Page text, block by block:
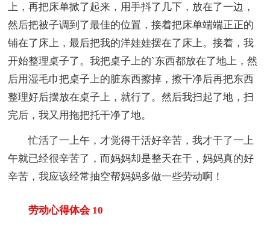
上，再把床单掀了起来，用手抖了几下，放在了一边，
然后把被子调到了最佳的位置，接着把床单端端正正的
铺在了床上，最后把我的洋娃娃摆在了床上。接着，我
开始整理桌子了。我把桌子上的`东西都放在了地上，然
后用湿毛巾把桌子上的脏东西擦掉，擦干净后再把东西
整理好后摆放在桌子上，就行了。然后我扫起了地，扫
完后，我又用拖把托干净了地。
忙活了一上午，才觉得干活好辛苦，我才干了一上
午就已经很辛苦了，而妈妈却是整天在干，妈妈真的好
辛苦，我应该经常抽空帮妈妈多做一些劳动啊！
劳动心得体会 10